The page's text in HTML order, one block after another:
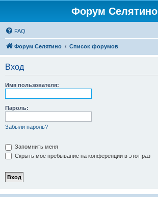
Форум Селятино
FAQ
Форум Селятино Список форумов
Вход
Имя пользователя:
Пароль:
Забыли пароль?
Запомнить меня
Скрыть моё пребывание на конференции в этот раз